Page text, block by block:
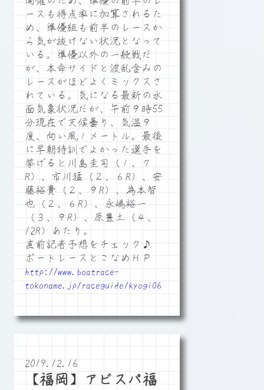
ースも得点率に加算されるた
め、準優組も前半のレースか
ら気が抜けない状況となって
いる。準優以外の一般戦だ
が、本命サイドと波乱含みの
レースがほどよくミックスさ
れている。気になる最新の水
面気象状況だが、午前９時55
分現在で天候曇り、気温９
度、向い風１メートル。最後
に早朝特訓でよかった選手を
挙げると川島圭司（１、７
R）、市川猛（２、６R）、安
藤裕貴（２、９R）、為本智
也（２、６R）、永嶋裕一
（３、９R）、原豊土（４、
12R）あたり。
直前記者予想をチェック♪
ボートレースとこなめＨＰ
http://www.boatrace-
tokoname.jp/raceguide/kyogi06
2019.12.16
【福岡】アビスパ福